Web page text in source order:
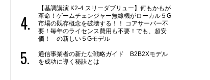
【基調講演 K2-4 スリーダブリュー】何もかもが
革命！ゲームチェンジャー無線機がローカル５G
市場の既存概念を破壊する！！ コアサーバー不
要！毎年のライセンス費用も不要！でも、超安
価！ の新しい５Gモデル
通信事業者の新たな戦略ガイド B2B2Xモデル
を成功に導く秘訣とは